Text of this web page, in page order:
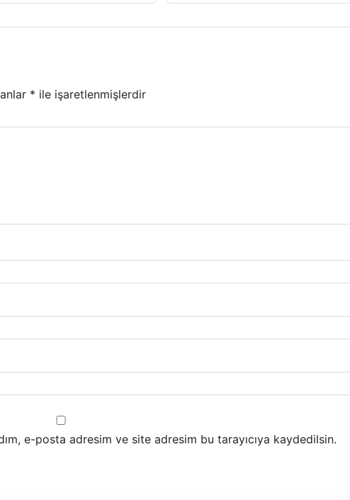
* ile işaretlenmişlerdir
e-posta adresim ve site adresim bu tarayıcıya kaydedilsin.